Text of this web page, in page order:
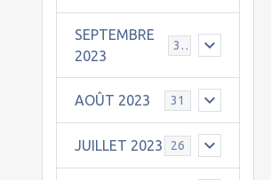
SEPTEMBRE
2023
30
AOÛT 2023 31
JUILLET 2023 26